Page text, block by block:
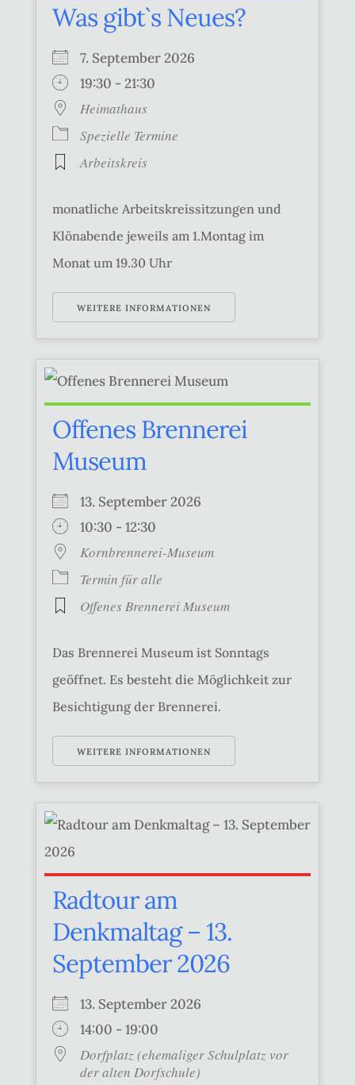
Was gibt`s Neues?
7. September 2026
19:30 - 21:30
Heimathaus
Spezielle Termine
Arbeitskreis
monatliche Arbeitskreissitzungen und
Klönabende jeweils am 1.Montag im
Monat um 19.30 Uhr
WEITERE INFORMATIONEN
Offenes Brennerei
Museum
13. September 2026
10:30 - 12:30
Kornbrennerei-Museum
Termin für alle
Offenes Brennerei Museum
Das Brennerei Museum ist Sonntags
geöffnet. Es besteht die Möglichkeit zur
Besichtigung der Brennerei.
WEITERE INFORMATIONEN
Radtour am
Denkmaltag – 13.
September 2026
13. September 2026
14:00 - 19:00
Dorfplatz (ehemaliger Schulplatz vor
der alten Dorfschule)